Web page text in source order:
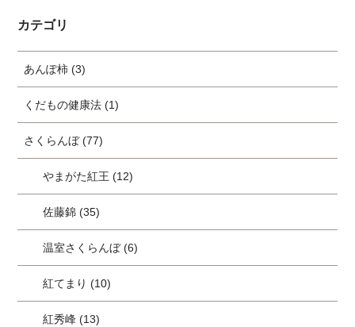
カテゴリ
あんぽ柿 (3)
くだもの健康法 (1)
さくらんぼ (77)
やまがた紅王 (12)
佐藤錦 (35)
温室さくらんぼ (6)
紅てまり (10)
紅秀峰 (13)